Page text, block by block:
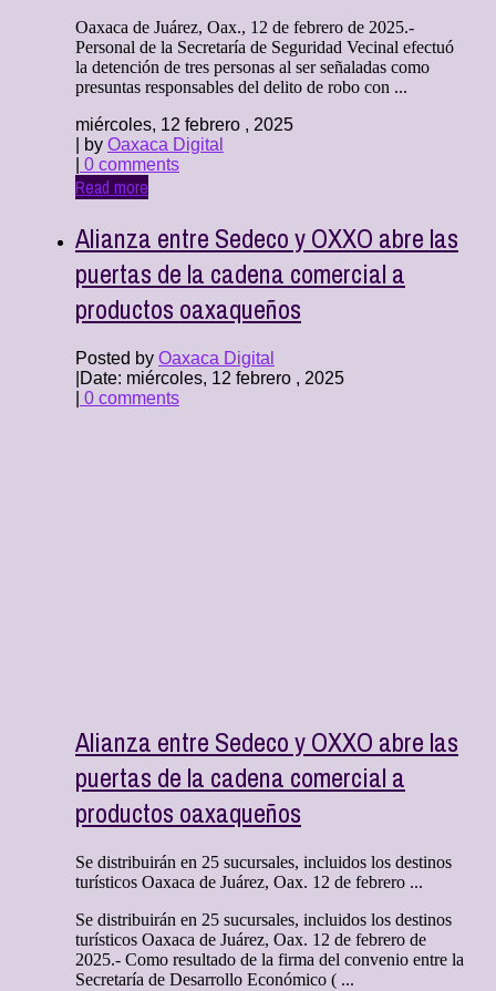
Oaxaca de Juárez, Oax., 12 de febrero de 2025.-
Personal de la Secretaría de Seguridad Vecinal efectuó
la detención de tres personas al ser señaladas como
presuntas responsables del delito de robo con ...
miércoles, 12 febrero , 2025
| by Oaxaca Digital
0 comments
Read more
Alianza entre Sedeco y OXXO abre las
puertas de la cadena comercial a
productos oaxaqueños
Posted by Oaxaca Digital
Date: miércoles, 12 febrero , 2025
0 comments
Alianza entre Sedeco y OXXO abre las
puertas de la cadena comercial a
productos oaxaqueños
Se distribuirán en 25 sucursales, incluidos los destinos
turísticos Oaxaca de Juárez, Oax. 12 de febrero ...
Se distribuirán en 25 sucursales, incluidos los destinos
turísticos Oaxaca de Juárez, Oax. 12 de febrero de
2025.- Como resultado de la firma del convenio entre la
Secretaría de Desarrollo Económico ( ...